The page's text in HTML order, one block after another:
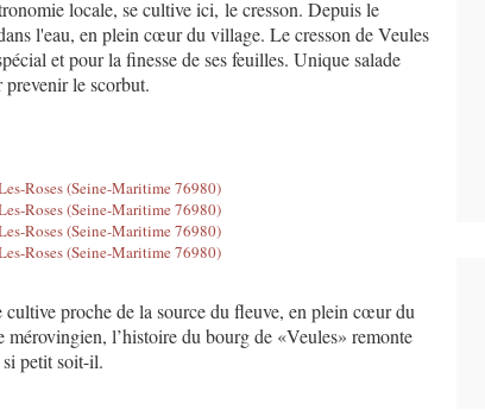
locale, se cultive ici, le cresson. Depuis le
l'eau, en plein cœur du village. Le cresson de Veules
et pour la finesse de ses feuilles. Unique salade
prevenir le scorbut.
cultive proche de la source du fleuve, en plein cœur du
mérovingien, l’histoire du bourg de «Veules» remonte
petit soit-il.